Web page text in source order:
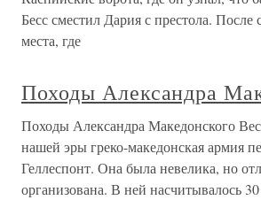
Бесс сместил Дария с престола. После
места, где
Походы Александра
Походы Александра Македонского
нашей эры греко-македонская армия
Геллеспонт. Она была невелика, но
организована. В ней насчитывалось